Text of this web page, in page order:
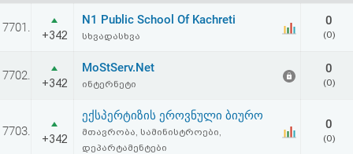
ფოსტა
პასუხი
ავტორიზაცია
7701.
+342
N1 Public School Of Kachreti
სხვადასხვა
0
(0)
7702.
+342
MoStServ.Net
ინტერნეტი
0
(0)
7703.
+342
ექსპერტიზის ეროვნული ბიურო
მთავრობა, სამინისტროები,
დეპარტამენტები
0
(0)